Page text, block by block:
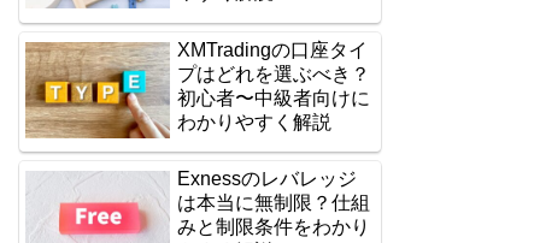
XMTradingの口座タイ
プはどれを選ぶべき？
初心者〜中級者向けに
わかりやすく解説
Exnessのレバレッジ
は本当に無制限？仕組
みと制限条件をわかり